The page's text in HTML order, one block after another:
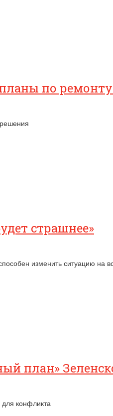
по
страшнее»
изменить ситуацию на
план»
для конфликта